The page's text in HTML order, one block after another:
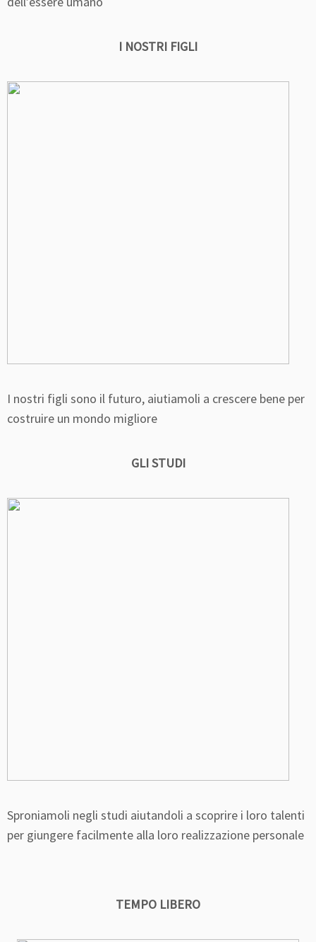
I NOSTRI FIGLI
I nostri figli sono il futuro, aiutiamoli a crescere bene per
costruire un mondo migliore
GLI STUDI
Sproniamoli negli studi aiutandoli a scoprire i loro talenti
per giungere facilmente alla loro realizzazione personale
TEMPO LIBERO